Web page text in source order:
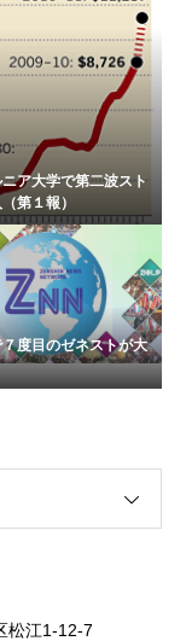
ア大学で第二波スト
第１報）
度目のゼネストが大
松江1-12-7